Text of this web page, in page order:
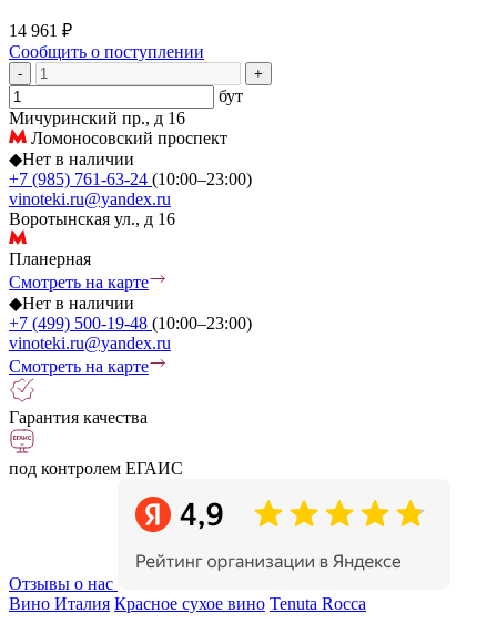
14 961 ₽
Сообщить о поступлении
- +
бут
Мичуринский пр., д 16
Ломоносовский проспект
◆Нет в наличии
+7 (985) 761-63-24 (10:00–23:00)
vinoteki.ru@yandex.ru
Воротынская ул., д 16
Планерная
Смотреть на карте
◆Нет в наличии
+7 (499) 500-19-48 (10:00–23:00)
vinoteki.ru@yandex.ru
Смотреть на карте
Гарантия качества
под контролем ЕГАИС
Отзывы о нас
Вино Италия Красное сухое вино Tenuta Rocca